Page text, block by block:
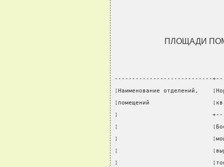
ПЛОЩАДИ
----------------------------
¦Наименование отделений,
¦помещений
¦
¦
¦
¦
¦                           ¦тонн